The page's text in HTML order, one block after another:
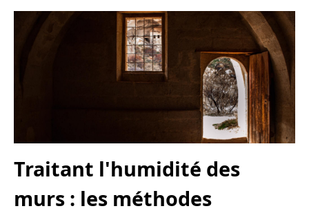
Traitant l'humidité des
murs : les méthodes